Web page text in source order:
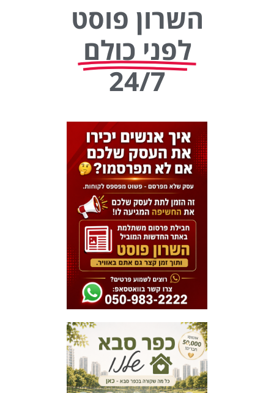
השרון פוסט
לפני כולם
24/7